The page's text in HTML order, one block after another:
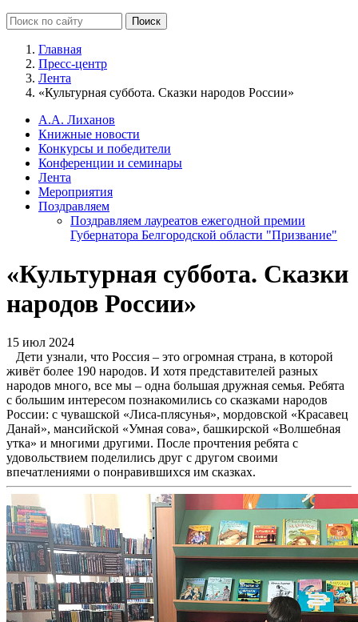
Главная
Пресс-центр
Лента
«Культурная суббота. Сказки народов России»
А.А. Лиханов
Книжные новости
Конкурсы и победители
Конференции и семинары
Лента
Мероприятия
Поздравляем
Поздравляем лауреатов ежегодной премии
Губернатора Белгородской области "Призвание"
«Культурная суббота. Сказки
народов России»
15 июл 2024
Дети узнали, что Россия – это огромная страна, в которой
живёт более 190 народов. И хотя представителей разных
народов много, все мы – одна большая дружная семья. Ребята
с большим интересом познакомились со сказками народов
России: с чувашской «Лиса-плясунья», мордовской «Красавец
Данай», мансийской «Умная сова», башкирской «Волшебная
утка» и многими другими. После прочтения ребята с
удовольствием поделились друг с другом своими
впечатлениями о понравившихся им сказках.